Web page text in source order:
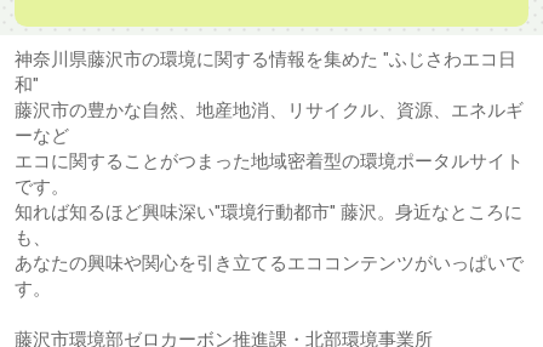
神奈川県藤沢市の環境に関する情報を集めた "ふじさわエコ日
和"
藤沢市の豊かな自然、地産地消、リサイクル、資源、エネルギ
ーなど
エコに関することがつまった地域密着型の環境ポータルサイト
です。
知れば知るほど興味深い"環境行動都市" 藤沢。身近なところに
も、
あなたの興味や関心を引き立てるエココンテンツがいっぱいで
す。
藤沢市環境部ゼロカーボン推進課・北部環境事業所